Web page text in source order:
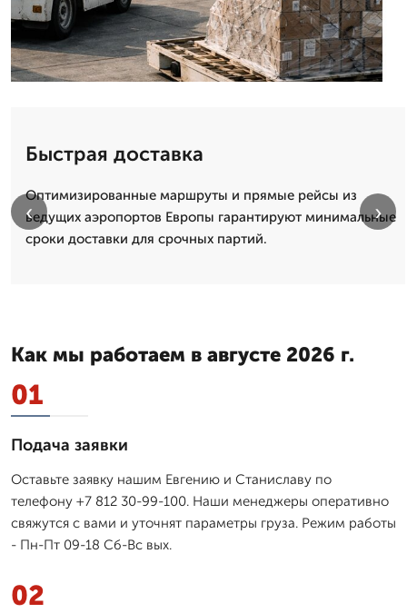
Быстрая доставка
Оптимизированные маршруты и прямые рейсы из
ведущих аэропортов Европы гарантируют минимальные
сроки доставки для срочных партий.
‹ ›
Как мы работаем в августе 2026 г.
01
Подача заявки
Оставьте заявку нашим Евгению и Станиславу по
телефону +7 812 30-99-100. Наши менеджеры оперативно
свяжутся с вами и уточнят параметры груза. Режим работы
- Пн-Пт 09-18 Сб-Вс вых.
02